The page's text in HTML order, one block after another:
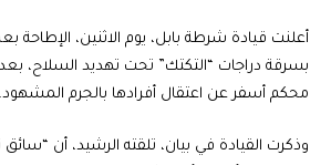
أعلنت قيادة شرطة بابل، يوم الاثنين،
بسرقة دراجات “التكتك” تحت تهديد السلاح،
محكم أسفر عن اعتقال أفرادها بالجرم المشهود.
وذكرت القيادة في بيان، تلقته الرشيد، أن